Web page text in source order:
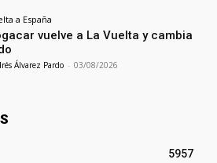
a España
vuelve a La Vuelta y cambia
Álvarez Pardo - 03/08/2026
5957